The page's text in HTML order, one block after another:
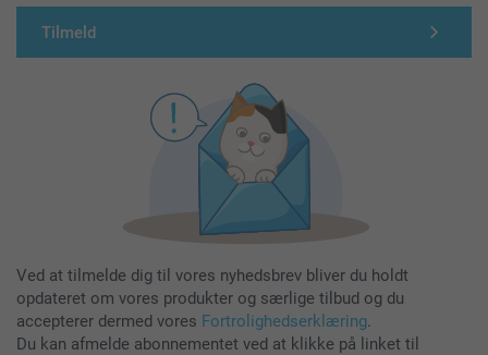
Tilmeld
Ved at tilmelde dig til vores nyhedsbrev bliver du holdt
opdateret om vores produkter og særlige tilbud og du
accepterer dermed vores Fortrolighedserklæring.
Du kan afmelde abonnementet ved at klikke på linket til